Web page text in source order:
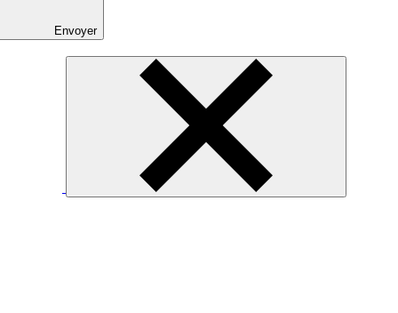
Envoyer